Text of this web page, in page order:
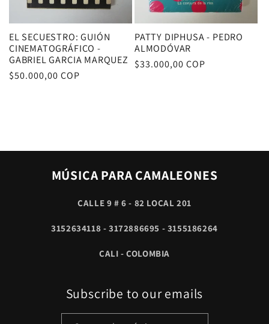
EL SECUESTRO: GUIÓN
CINEMATOGRÁFICO -
GABRIEL GARCIA MARQUEZ
Precio
$50.000,00 COP
PATTY DIPHUSA - PEDRO
ALMODÓVAR
Precio
$33.000,00 COP
MÚSICA PARA CAMALEONES
CALLE 9 # 6 - 82 LOCAL 201
3152634118 - 3172886695 - 3155186264
CALI - COLOMBIA
Subscribe to our emails